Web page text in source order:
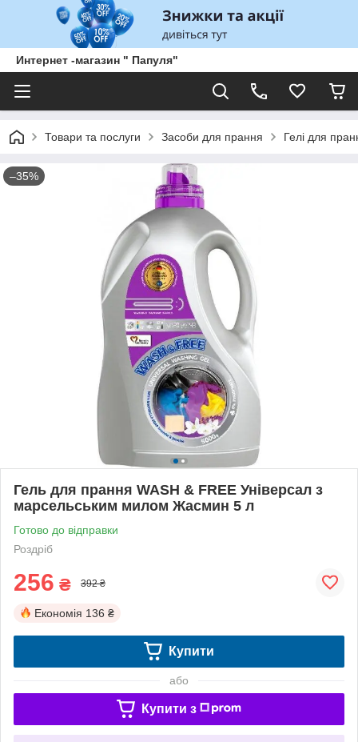
Интернет -магазин " Папуля"
Товари та послуги Засоби для прання Гелі для
–35%
Гель для прання WASH & FREE Універсал з
марсельським милом Жасмин 5 л
Готово до відправки
Роздріб
256 ₴ 392 ₴
Економія 136 ₴
Купити
або
Купити з